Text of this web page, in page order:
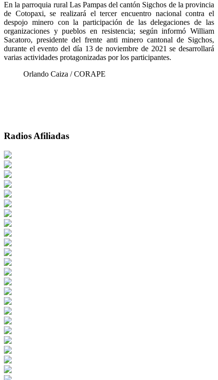
En la parroquia rural Las Pampas del cantón Sigchos de la provincia
de Cotopaxi, se realizará el tercer encuentro nacional contra el
despojo minero con la participación de las delegaciones de las
organizaciones y pueblos en resistencia; según informó William
Sacatoro, presidente del frente anti minero cantonal de Sigchos,
durante el evento del día 13 de noviembre de 2021 se desarrollará
varias actividades protagonizadas por los participantes.
Orlando Caiza / CORAPE
Radios Afiliadas